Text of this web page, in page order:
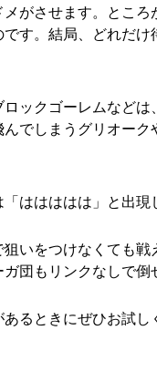
がさせます。ところ
す。結局、どれだけ
ックゴーレムなどは
でしまうグリオーク
ははははは」と出現
いをつけなくても戦
団もリンクなしで倒
るときにぜひお試し